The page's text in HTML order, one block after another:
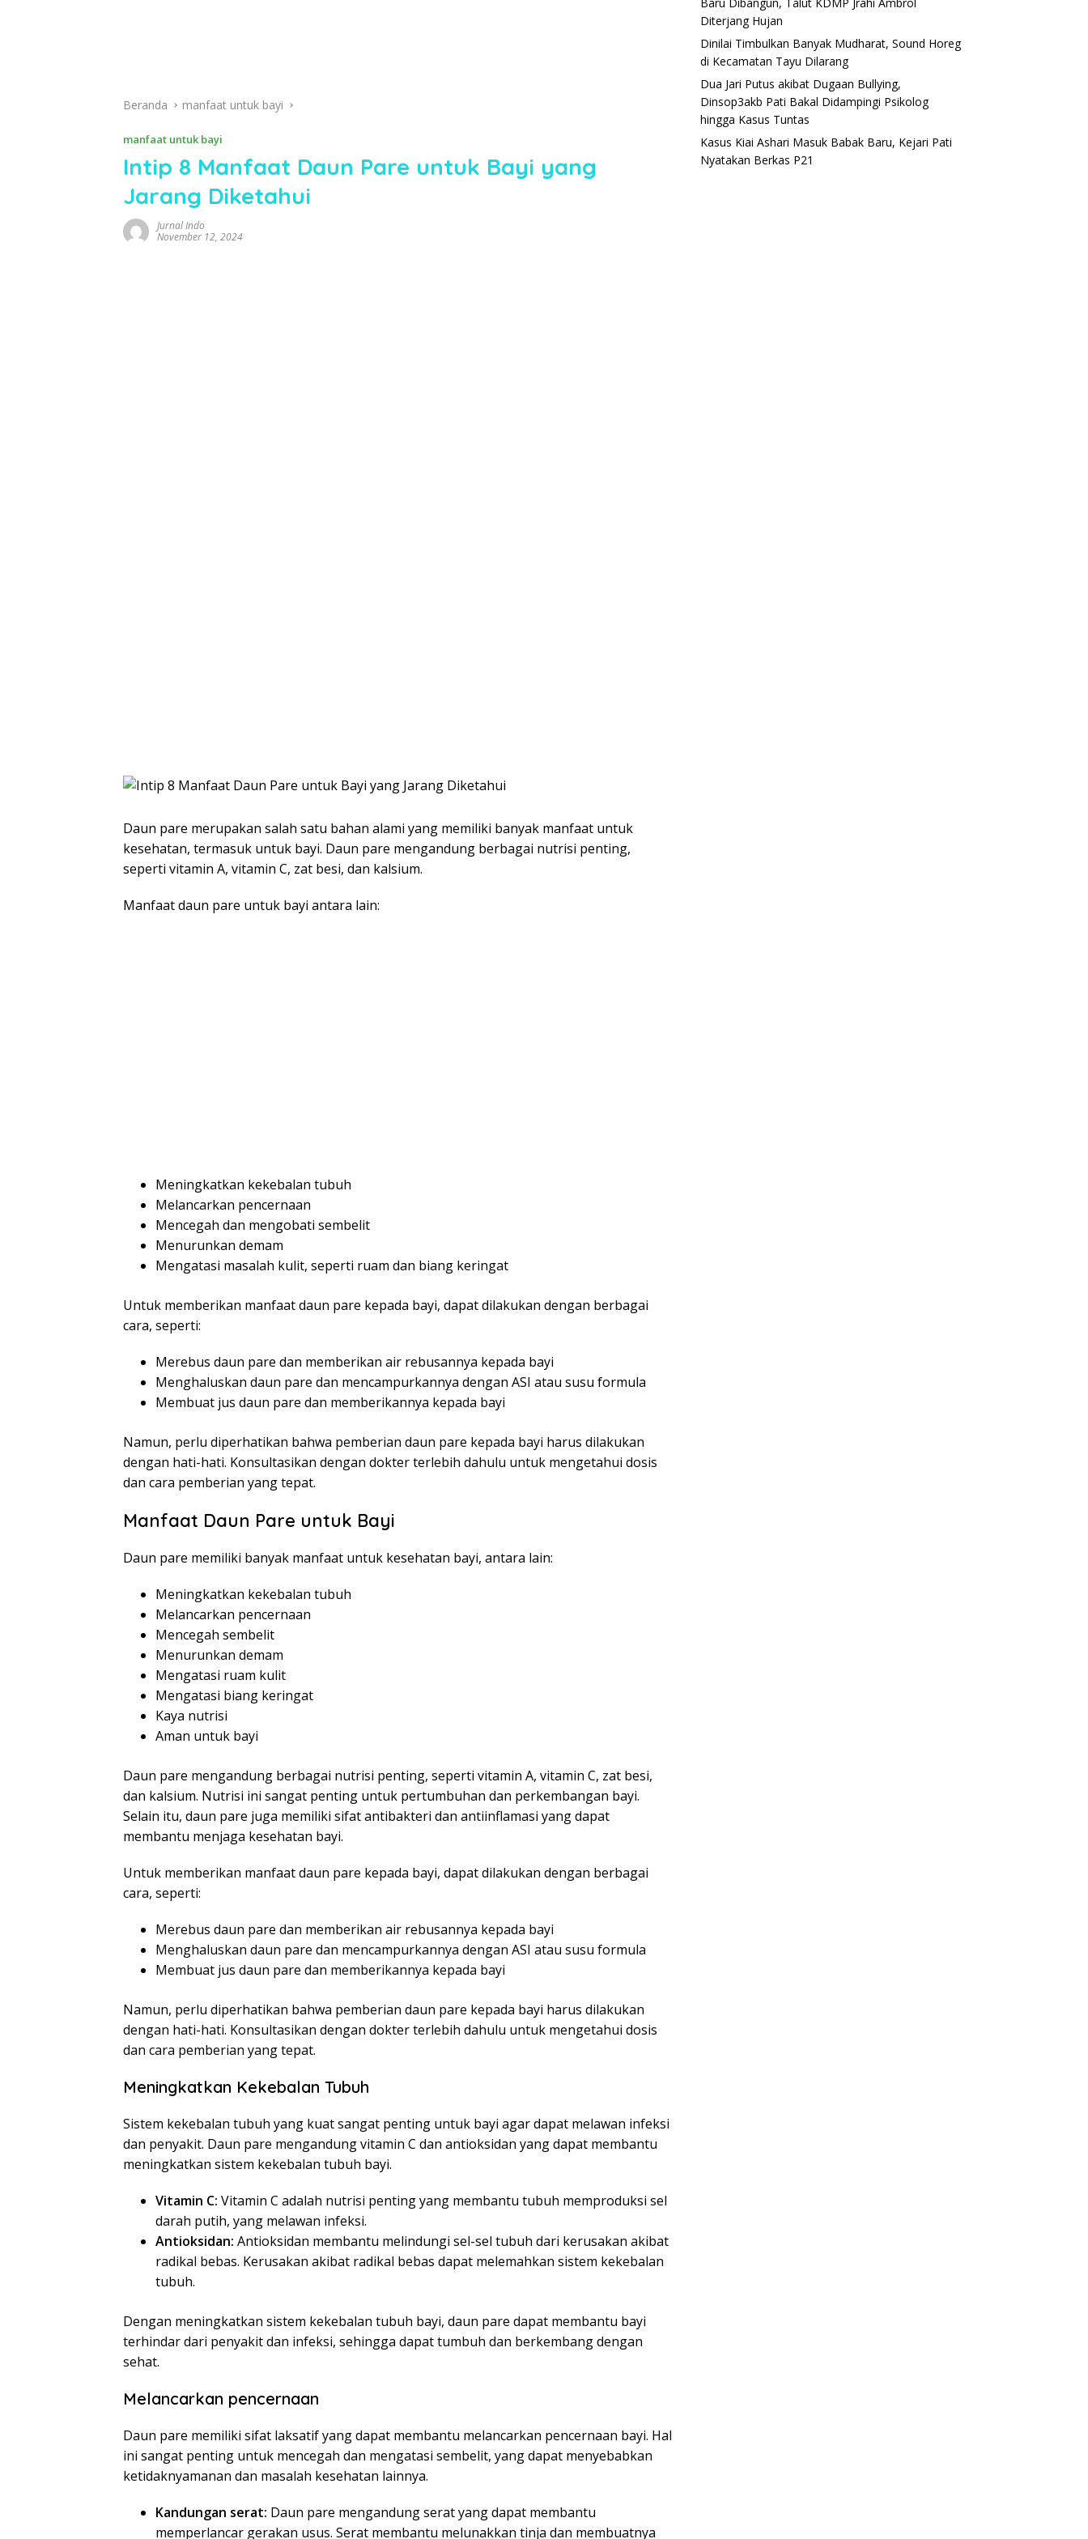
Beranda manfaat untuk bayi
manfaat untuk bayi
Intip 8 Manfaat Daun Pare untuk Bayi yang
Jarang Diketahui
Jurnal Indo
November 12, 2024
Daun pare merupakan salah satu bahan alami yang memiliki banyak manfaat untuk
kesehatan, termasuk untuk bayi. Daun pare mengandung berbagai nutrisi penting,
seperti vitamin A, vitamin C, zat besi, dan kalsium.
Manfaat daun pare untuk bayi antara lain:
Meningkatkan kekebalan tubuh
Melancarkan pencernaan
Mencegah dan mengobati sembelit
Menurunkan demam
Mengatasi masalah kulit, seperti ruam dan biang keringat
Untuk memberikan manfaat daun pare kepada bayi, dapat dilakukan dengan berbagai
cara, seperti:
Merebus daun pare dan memberikan air rebusannya kepada bayi
Menghaluskan daun pare dan mencampurkannya dengan ASI atau susu formula
Membuat jus daun pare dan memberikannya kepada bayi
Namun, perlu diperhatikan bahwa pemberian daun pare kepada bayi harus dilakukan
dengan hati-hati. Konsultasikan dengan dokter terlebih dahulu untuk mengetahui dosis
dan cara pemberian yang tepat.
Manfaat Daun Pare untuk Bayi
Daun pare memiliki banyak manfaat untuk kesehatan bayi, antara lain:
Meningkatkan kekebalan tubuh
Melancarkan pencernaan
Mencegah sembelit
Menurunkan demam
Mengatasi ruam kulit
Mengatasi biang keringat
Kaya nutrisi
Aman untuk bayi
Daun pare mengandung berbagai nutrisi penting, seperti vitamin A, vitamin C, zat besi,
dan kalsium. Nutrisi ini sangat penting untuk pertumbuhan dan perkembangan bayi.
Selain itu, daun pare juga memiliki sifat antibakteri dan antiinflamasi yang dapat
membantu menjaga kesehatan bayi.
Untuk memberikan manfaat daun pare kepada bayi, dapat dilakukan dengan berbagai
cara, seperti:
Merebus daun pare dan memberikan air rebusannya kepada bayi
Menghaluskan daun pare dan mencampurkannya dengan ASI atau susu formula
Membuat jus daun pare dan memberikannya kepada bayi
Namun, perlu diperhatikan bahwa pemberian daun pare kepada bayi harus dilakukan
dengan hati-hati. Konsultasikan dengan dokter terlebih dahulu untuk mengetahui dosis
dan cara pemberian yang tepat.
Meningkatkan Kekebalan Tubuh
Sistem kekebalan tubuh yang kuat sangat penting untuk bayi agar dapat melawan infeksi
dan penyakit. Daun pare mengandung vitamin C dan antioksidan yang dapat membantu
meningkatkan sistem kekebalan tubuh bayi.
Vitamin C: Vitamin C adalah nutrisi penting yang membantu tubuh memproduksi sel
darah putih, yang melawan infeksi.
Antioksidan: Antioksidan membantu melindungi sel-sel tubuh dari kerusakan akibat
radikal bebas. Kerusakan akibat radikal bebas dapat melemahkan sistem kekebalan
tubuh.
Dengan meningkatkan sistem kekebalan tubuh bayi, daun pare dapat membantu bayi
terhindar dari penyakit dan infeksi, sehingga dapat tumbuh dan berkembang dengan
sehat.
Melancarkan pencernaan
Daun pare memiliki sifat laksatif yang dapat membantu melancarkan pencernaan bayi. Hal
ini sangat penting untuk mencegah dan mengatasi sembelit, yang dapat menyebabkan
ketidaknyamanan dan masalah kesehatan lainnya.
Kandungan serat: Daun pare mengandung serat yang dapat membantu
memperlancar gerakan usus. Serat membantu melunakkan tinja dan membuatnya
Diterjang Hujan
Dinilai Timbulkan Banyak Mudharat, Sound Horeg
di Kecamatan Tayu Dilarang
Dua Jari Putus akibat Dugaan Bullying,
Dinsop3akb Pati Bakal Didampingi Psikolog
hingga Kasus Tuntas
Kasus Kiai Ashari Masuk Babak Baru, Kejari Pati
Nyatakan Berkas P21